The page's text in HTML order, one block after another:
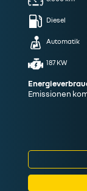
Diesel
Automatik
187 KW
Emissionen